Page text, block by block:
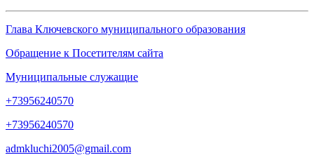
Глава Ключевского муниципального образования
Обращение к Посетителям сайта
Муниципальные служащие
+73956240570
+73956240570
admkluchi2005@gmail.com